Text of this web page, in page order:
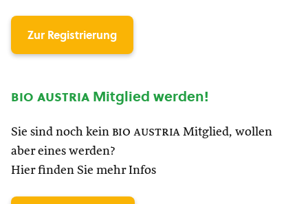
Zur Registrierung
bio austria Mitglied werden!
Sie sind noch kein bio austria Mitglied, wollen
aber eines werden?
Hier finden Sie mehr Infos